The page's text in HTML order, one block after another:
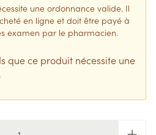
une ordonnance valide. Il
en ligne et doit être payé à
examen par le pharmacien.
que ce produit nécessite une